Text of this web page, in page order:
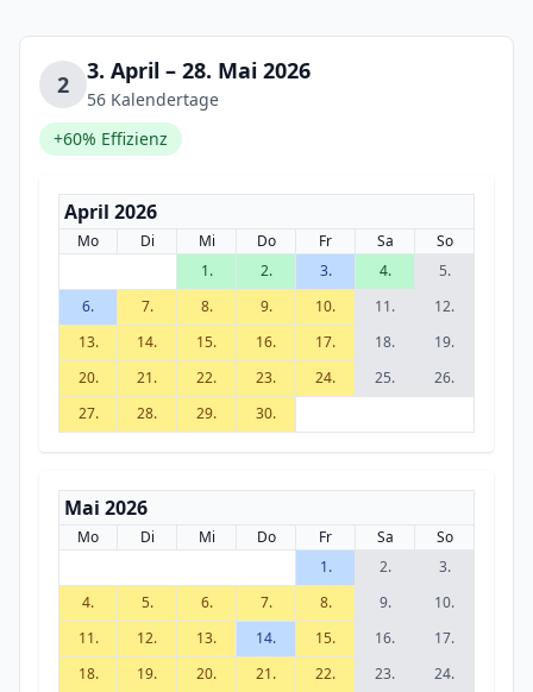
2 3. April – 28. Mai 2026
56 Kalendertage
+60% Effizienz
April 2026
Mo Di Mi Do Fr Sa
So
1.
2. 3. 4.
5.
6.
7. 8. 9. 10. 11.
12.
13.
14. 15. 16. 17. 18.
19.
20.
21. 22. 23. 24. 25.
26.
27.
28. 29. 30.
Mai 2026
Mo Di Mi Do Fr Sa
So
1.
2.
3.
4.
5. 6. 7. 8. 9.
10.
11.
12. 13. 14. 15. 16.
17.
18.
19. 20. 21. 22. 23.
24.